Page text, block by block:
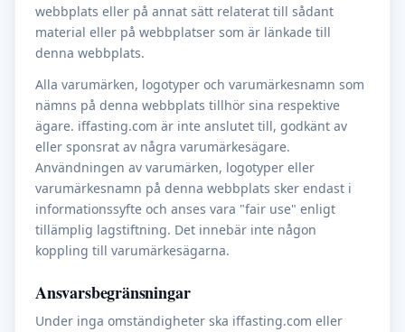
webbplats eller på annat sätt relaterat till sådant
material eller på webbplatser som är länkade till
denna webbplats.
Alla varumärken, logotyper och varumärkesnamn som
nämns på denna webbplats tillhör sina respektive
ägare. iffasting.com är inte anslutet till, godkänt av
eller sponsrat av några varumärkesägare.
Användningen av varumärken, logotyper eller
varumärkesnamn på denna webbplats sker endast i
informationssyfte och anses vara "fair use" enligt
tillämplig lagstiftning. Det innebär inte någon
koppling till varumärkesägarna.
Ansvarsbegränsningar
Under inga omständigheter ska iffasting.com eller